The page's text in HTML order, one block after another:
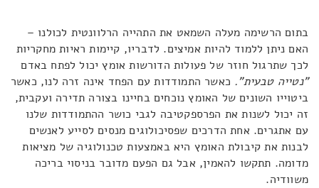
בתום הרשימה מעלה השמאט את התהייה הרלוונטית לכולנו –
האם ניתן ללמוד להיות אמיצים. לדבריו, קיימות ראיות מחקריות
לכך שתרגול חוזר של פעולות הדורשות אומץ יכול לפתח באדם
"נטייה טבעית". כאשר התמודדות עם הפחד אינה זרה לנו, כאשר
ביטוייו השונים של האומץ נוכחים בחיינו בצורה תדירה ועקבית,
זה יכול לשנות את הפרספקטיבה לגבי כושר ההתמודדות שלנו
עם אתגרים. אחת הדרכים שפסיכולוגים מנסים לסייע לאנשים
לבנות את קיבולת האומץ היא באמצעות טכנולוגיה של מציאות
מדומה. תתקשו להאמין, אבל גם הפעם מדובר בניסוי בריכה
משוודיה.